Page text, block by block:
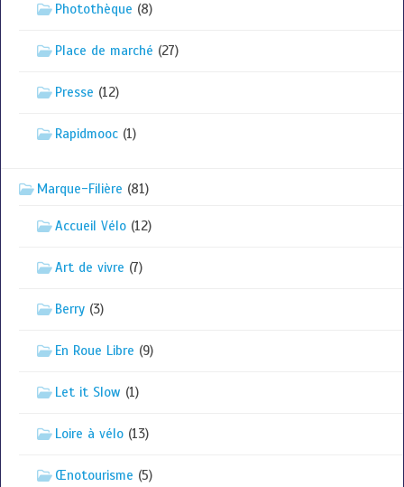
Photothèque (8)
Place de marché (27)
Presse (12)
Rapidmooc (1)
Marque-Filière (81)
Accueil Vélo (12)
Art de vivre (7)
Berry (3)
En Roue Libre (9)
Let it Slow (1)
Loire à vélo (13)
Œnotourisme (5)